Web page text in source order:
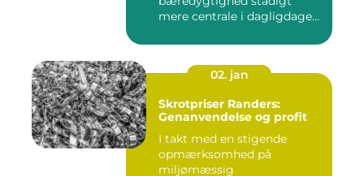
mere centrale i dagligdagen.
02. jan
Skrotpriser Randers:
Genanvendelse og profit
I takt med en stigende
opmærksomhed på
miljømæssig